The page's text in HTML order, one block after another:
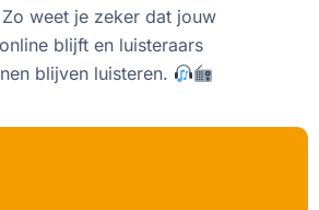
weet je zeker dat jouw
blijft en luisteraars
blijven luisteren.